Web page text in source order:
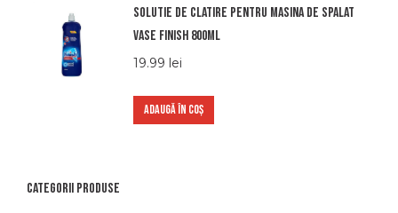
Solutie de clatire pentru masina de spalat
vase Finish 800ml
19.99 lei
ADAUGĂ ÎN COȘ
Categorii produse